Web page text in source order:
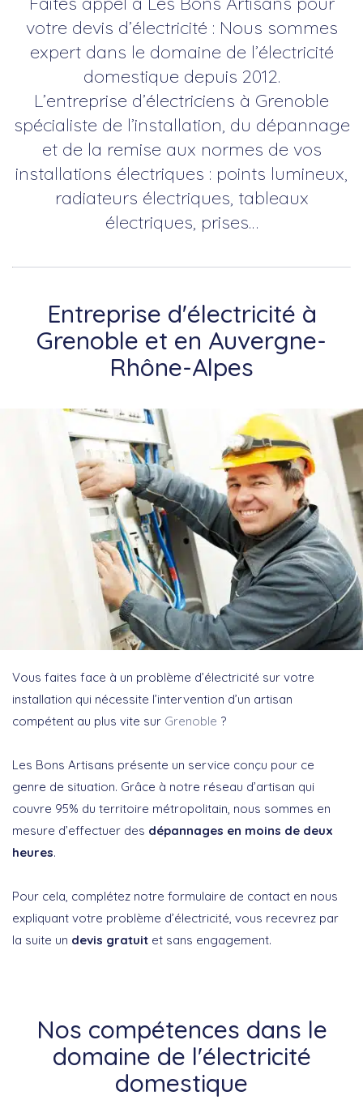
votre devis d’électricité : Nous sommes
expert dans le domaine de l’électricité
domestique depuis 2012.
L’entreprise d’électriciens à Grenoble
spécialiste de l’installation, du dépannage
et de la remise aux normes de vos
installations électriques : points lumineux,
radiateurs électriques, tableaux
électriques, prises…
Entreprise d'électricité à
Grenoble et en Auvergne-
Rhône-Alpes
Vous faites face à un problème d’électricité sur votre
installation qui nécessite l’intervention d’un artisan
compétent au plus vite sur Grenoble ?
Les Bons Artisans présente un service conçu pour ce
genre de situation. Grâce à notre réseau d’artisan qui
couvre 95% du territoire métropolitain, nous sommes en
mesure d’effectuer des dépannages en moins de deux
heures.
Pour cela, complétez notre formulaire de contact en nous
expliquant votre problème d’électricité, vous recevrez par
la suite un devis gratuit et sans engagement.
Nos compétences dans le
domaine de l'électricité
domestique